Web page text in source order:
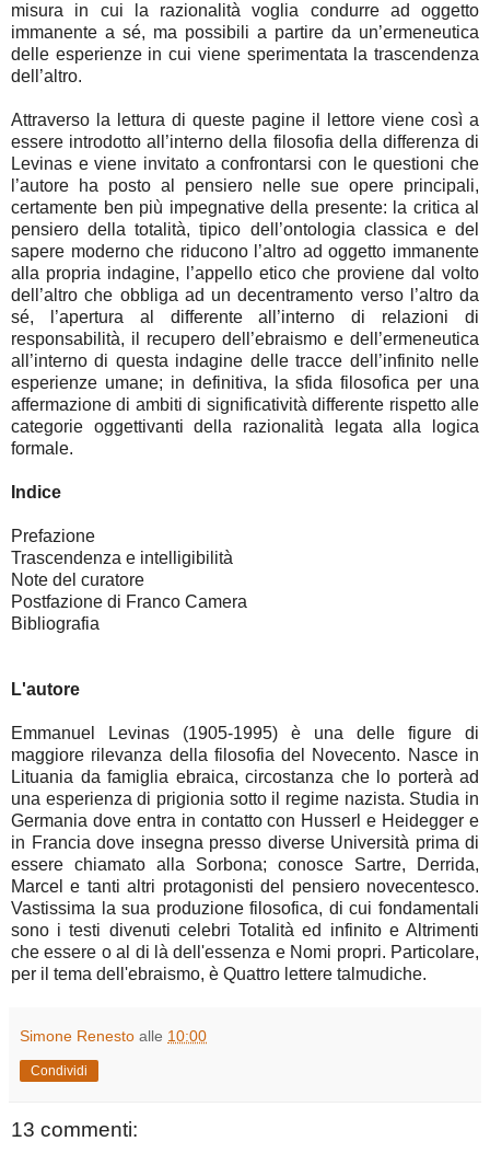
misura in cui la razionalità voglia condurre ad oggetto
immanente a sé, ma possibili a partire da un’ermeneutica
delle esperienze in cui viene sperimentata la trascendenza
dell’altro.
Attraverso la lettura di queste pagine il lettore viene così a
essere introdotto all’interno della filosofia della differenza di
Levinas e viene invitato a confrontarsi con le questioni che
l’autore ha posto al pensiero nelle sue opere principali,
certamente ben più impegnative della presente: la critica al
pensiero della totalità, tipico dell’ontologia classica e del
sapere moderno che riducono l’altro ad oggetto immanente
alla propria indagine, l’appello etico che proviene dal volto
dell’altro che obbliga ad un decentramento verso l’altro da
sé, l’apertura al differente all’interno di relazioni di
responsabilità, il recupero dell’ebraismo e dell’ermeneutica
all’interno di questa indagine delle tracce dell’infinito nelle
esperienze umane; in definitiva, la sfida filosofica per una
affermazione di ambiti di significatività differente rispetto alle
categorie oggettivanti della razionalità legata alla logica
formale.
Indice
Prefazione
Trascendenza e intelligibilità
Note del curatore
Postfazione di Franco Camera
Bibliografia
L'autore
Emmanuel Levinas (1905-1995) è una delle figure di
maggiore rilevanza della filosofia del Novecento. Nasce in
Lituania da famiglia ebraica, circostanza che lo porterà ad
una esperienza di prigionia sotto il regime nazista. Studia in
Germania dove entra in contatto con Husserl e Heidegger e
in Francia dove insegna presso diverse Università prima di
essere chiamato alla Sorbona; conosce Sartre, Derrida,
Marcel e tanti altri protagonisti del pensiero novecentesco.
Vastissima la sua produzione filosofica, di cui fondamentali
sono i testi divenuti celebri Totalità ed infinito e Altrimenti
che essere o al di là dell'essenza e Nomi propri. Particolare,
per il tema dell'ebraismo, è Quattro lettere talmudiche.
Simone Renesto alle 10:00
Condividi
13 commenti: